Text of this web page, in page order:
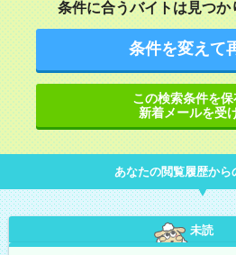
条件に合うバイトは見つか
条件を変えて
この検索条件を保
新着メールを受
あなたの閲覧履歴から
未読